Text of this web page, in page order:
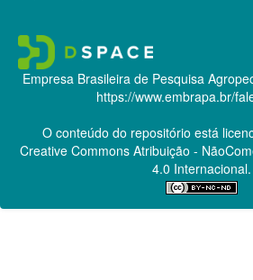
Empresa Brasileira de Pesquisa
https://www.embrapa.br/
O conteúdo do repositório está
Creative CommonsAtribuição -
4.0 Internacional.